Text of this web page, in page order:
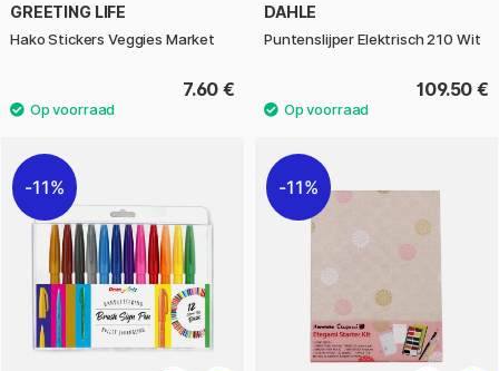
GREETING LIFE
Hako Stickers Veggies Market
7.60 €
DAHLE
Puntenslijper Elektrisch 210 Wit
109.50 €
11% 11%